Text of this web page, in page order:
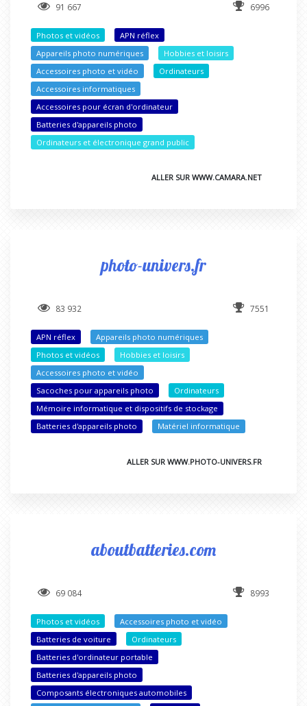
91 667 6996
Photos et vidéos
APN réflex
Appareils photo numériques
Hobbies et loisirs
Accessoires photo et vidéo
Ordinateurs
Accessoires informatiques
Accessoires pour écran d'ordinateur
Batteries d'appareils photo
Ordinateurs et électronique grand public
ALLER SUR WWW.CAMARA.NET
photo-univers.fr
83 932 7551
APN réflex
Appareils photo numériques
Photos et vidéos
Hobbies et loisirs
Accessoires photo et vidéo
Sacoches pour appareils photo
Ordinateurs
Mémoire informatique et dispositifs de stockage
Batteries d'appareils photo
Matériel informatique
ALLER SUR WWW.PHOTO-UNIVERS.FR
aboutbatteries.com
69 084 8993
Photos et vidéos
Accessoires photo et vidéo
Batteries de voiture
Ordinateurs
Batteries d'ordinateur portable
Batteries d'appareils photo
Composants électroniques automobiles